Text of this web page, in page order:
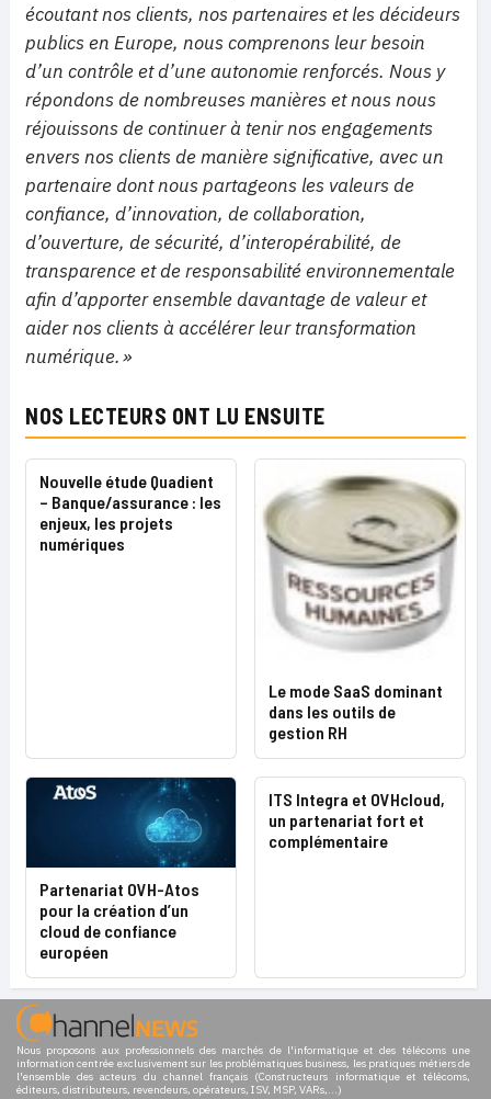
écoutant nos clients, nos partenaires et les décideurs
publics en Europe, nous comprenons leur besoin
d’un contrôle et d’une autonomie renforcés. Nous y
répondons de nombreuses manières et nous nous
réjouissons de continuer à tenir nos engagements
envers nos clients de manière significative, avec un
partenaire dont nous partageons les valeurs de
confiance, d’innovation, de collaboration,
d’ouverture, de sécurité, d’interopérabilité, de
transparence et de responsabilité environnementale
afin d’apporter ensemble davantage de valeur et
aider nos clients à accélérer leur transformation
numérique. »
NOS LECTEURS ONT LU ENSUITE
Nouvelle étude Quadient
– Banque/assurance : les
enjeux, les projets
numériques
Le mode SaaS dominant
dans les outils de
gestion RH
Partenariat OVH-Atos
pour la création d’un
cloud de confiance
européen
ITS Integra et OVHcloud,
un partenariat fort et
complémentaire
Nous proposons aux professionnels des marchés de l'informatique et des télécoms une
information centrée exclusivement sur les problématiques business, les pratiques métiers de
l'ensemble des acteurs du channel français (Constructeurs informatique et télécoms,
éditeurs, distributeurs, revendeurs, opérateurs, ISV, MSP, VARs,...)